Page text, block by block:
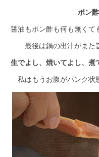
ポン
醤油もポン酢も何も無くて
最後は鍋の出汁がまた
生でよし、焼いてよし、煮
私はもうお腹がパンク状